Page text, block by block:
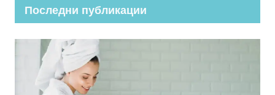
Последни публикации